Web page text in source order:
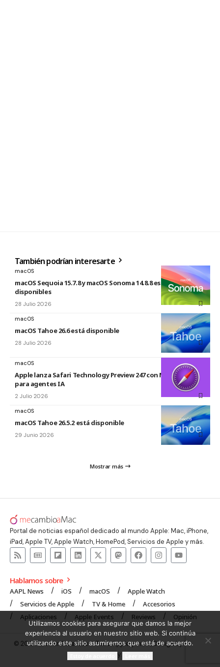
También podrían interesarte
macOS
macOS Sequoia 15.7.8 y macOS Sonoma 14.8.8 están
disponibles
28 Julio 2026
macOS
macOS Tahoe 26.6 está disponible
28 Julio 2026
macOS
Apple lanza Safari Technology Preview 247 con MCP Server
para agentes IA
2 Julio 2026
macOS
macOS Tahoe 26.5.2 está disponible
29 Junio 2026
Mostrar más
Portal de noticias español dedicado al mundo Apple: Mac, iPhone,
iPad, Apple TV, Apple Watch, HomePod, Servicios de Apple y más.
Hablamos sobre
AAPL News iOS macOS
Apple Watch
Servicios de Apple
TV & Home
Accesorios
Aplicaciones
Apple Events Reviews Opinión
© 2008 mecambioaMac – Todo Apple y más | Design byUNXON
Agency.
Utilizamos cookies para asegurar que damos la mejor
experiencia al usuario en nuestro sitio web. Si continúa
utilizando este sitio asumiremos que está de acuerdo.